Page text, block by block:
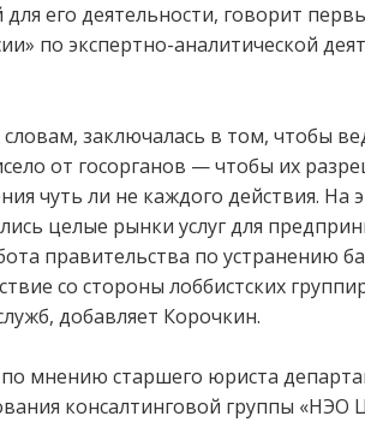
для его деятельности, говорит
по экспертно-аналитической
заключалась в том, чтобы
от госорганов — чтобы их
чуть ли не каждого действия. На
целые рынки услуг для
правительства по устранению
со стороны лоббистских
добавляет Корочкин.
мнению старшего юриста
консалтинговой группы «НЭО